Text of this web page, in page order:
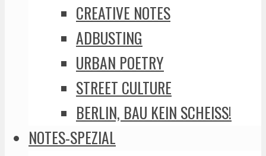
CREATIVE NOTES
ADBUSTING
URBAN POETRY
STREET CULTURE
BERLIN, BAU KEIN SCHEISS!
NOTES-SPEZIAL